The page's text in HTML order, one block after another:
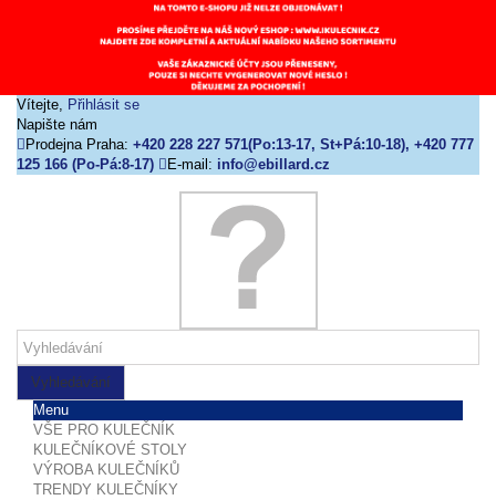
Vítejte, Přihlásit se
Napište nám
Prodejna Praha: +420 228 227 571(Po:13-17, St+Pá:10-18), +420 777
125 166 (Po-Pá:8-17)
E-mail: info@ebillard.cz
Vyhledávání
Menu
VŠE PRO KULEČNÍK
KULEČNÍKOVÉ STOLY
VÝROBA KULEČNÍKŮ
TRENDY KULEČNÍKY